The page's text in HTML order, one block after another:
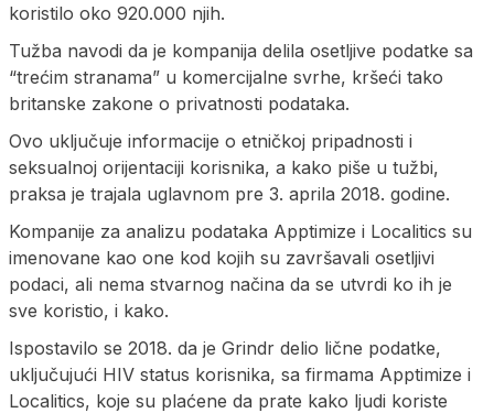
koristilo oko 920.000 njih.
Tužba navodi da je kompanija delila osetljive podatke sa
“trećim stranama” u komercijalne svrhe, kršeći tako
britanske zakone o privatnosti podataka.
Ovo uključuje informacije o etničkoj pripadnosti i
seksualnoj orijentaciji korisnika, a kako piše u tužbi,
praksa je trajala uglavnom pre 3. aprila 2018. godine.
Kompanije za analizu podataka Apptimize i Localitics su
imenovane kao one kod kojih su završavali osetljivi
podaci, ali nema stvarnog načina da se utvrdi ko ih je
sve koristio, i kako.
Ispostavilo se 2018. da je Grindr delio lične podatke,
uključujući HIV status korisnika, sa firmama Apptimize i
Localitics, koje su plaćene da prate kako ljudi koriste